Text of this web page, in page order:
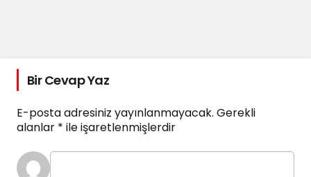
Bir Cevap Yaz
E-posta adresiniz yayınlanmayacak. Gerekli
alanlar * ile işaretlenmişlerdir